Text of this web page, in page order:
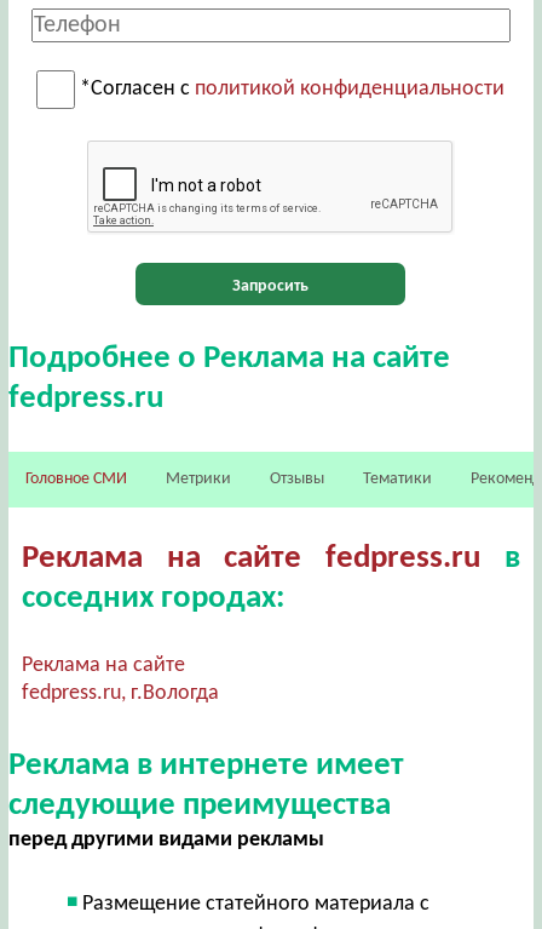
*Согласен с политикой конфиденциальности
Запросить
Подробнее о Реклама на сайте
fedpress.ru
Головное СМИ Метрики Отзывы Тематики
Реклама на сайте fedpress.ru в
соседних городах:
Реклама на сайте
fedpress.ru, г.Вологда
Реклама в интернете имеет
следующие преимущества
перед другими видами рекламы
Размещение статейного материала с